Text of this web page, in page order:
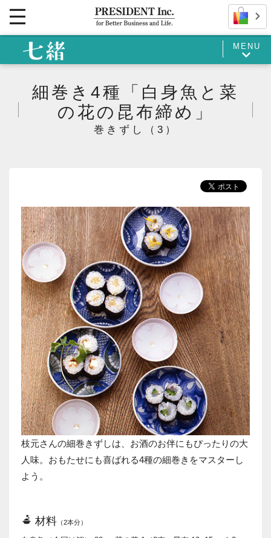
MENU
細巻き4種「白身魚と菜
の花の昆布締め」
巻きずし（3）
枝元さんの細巻きずしは、お酒のお伴にもぴったりの大
人味。おもたせにも喜ばれる4種の細巻きをマスターし
よう。
材料 （2本分）